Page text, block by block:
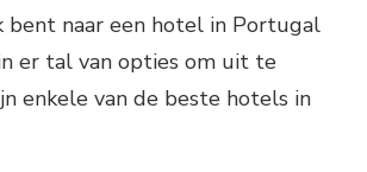
bent naar een hotel in Portugal
er tal van opties om uit te
enkele van de beste hotels in